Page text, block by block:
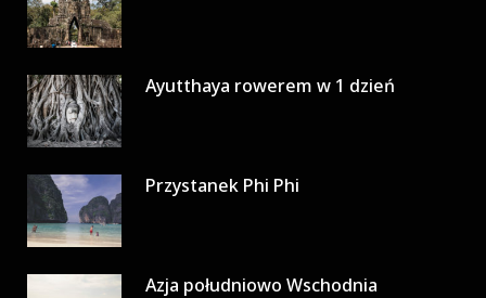
Ayutthaya rowerem w 1 dzień
Przystanek Phi Phi
Azja południowo Wschodnia